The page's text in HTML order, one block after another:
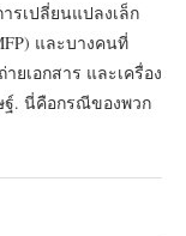
รเปลี่ยนแปลงเล็ก
และบางคนที่
ยเอกสาร และเครื่อง
ฐ์. นี่คือกรณีของพวก